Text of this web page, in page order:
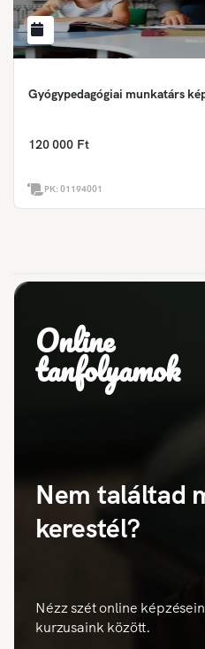
Gyógypedagógiai munkatárs
120 000 Ft
PK:01194001
Online
tanfolyamok
Nem találtad
kerestél?
Nézz szét online
kurzusaink között.